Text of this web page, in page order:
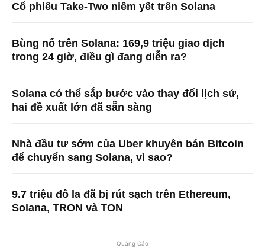
Cổ phiếu Take-Two niêm yết trên Solana
Bùng nổ trên Solana: 169,9 triệu giao dịch
trong 24 giờ, điều gì đang diễn ra?
Solana có thể sắp bước vào thay đổi lịch sử,
hai đề xuất lớn đã sẵn sàng
Nhà đầu tư sớm của Uber khuyên bán Bitcoin
để chuyển sang Solana, vì sao?
9.7 triệu đô la đã bị rút sạch trên Ethereum,
Solana, TRON và TON
Quảng Cáo